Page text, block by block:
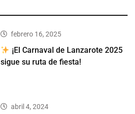
febrero 16, 2025
¡El Carnaval de Lanzarote 2025
sigue su ruta de fiesta!
abril 4, 2024